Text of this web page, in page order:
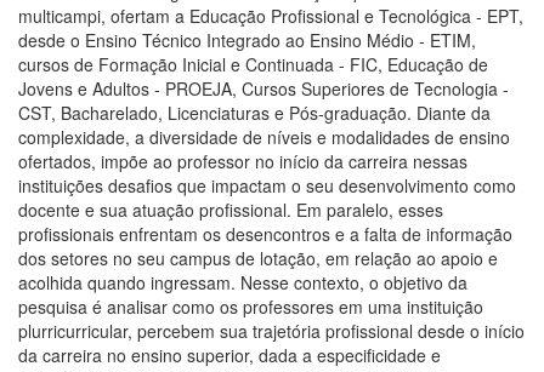
multicampi, ofertam a Educação Profissional e Tecnológica - EPT,
desde o Ensino Técnico Integrado ao Ensino Médio - ETIM,
cursos de Formação Inicial e Continuada - FIC, Educação de
Jovens e Adultos - PROEJA, Cursos Superiores de Tecnologia -
CST, Bacharelado, Licenciaturas e Pós-graduação. Diante da
complexidade, a diversidade de níveis e modalidades de ensino
ofertados, impõe ao professor no início da carreira nessas
instituições desafios que impactam o seu desenvolvimento como
docente e sua atuação profissional. Em paralelo, esses
profissionais enfrentam os desencontros e a falta de informação
dos setores no seu campus de lotação, em relação ao apoio e
acolhida quando ingressam. Nesse contexto, o objetivo da
pesquisa é analisar como os professores em uma instituição
plurricurricular, percebem sua trajetória profissional desde o início
da carreira no ensino superior, dada a especificidade e